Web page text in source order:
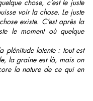
chose, c’est le juste
voir la chose. Le juste
existe. C’est après la
le moment où quelque
plénitude latente : tout est
la graine est là, mais on
la nature de ce qui en